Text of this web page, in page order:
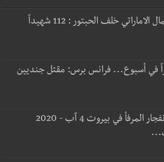
رجل الاعمال الاماراتي خلف الحبتور : 112 شهيداً
في أسبوع... فرانس برس: مقتل جنديين
بالصور: انفجار المرفأ في بيروت 4 آب - 2020